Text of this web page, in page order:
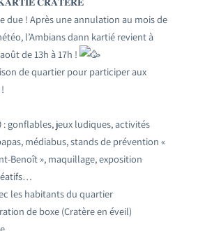
due ! Après une annulation au mois de
l’Ambians dann kartié revient à
de 13h à 17h !
de quartier pour participer aux
: gonflables, jeux ludiques, activités
médiabus, stands de prévention «
Benoît », maquillage, exposition
les habitants du quartier
de boxe (Cratère en éveil)